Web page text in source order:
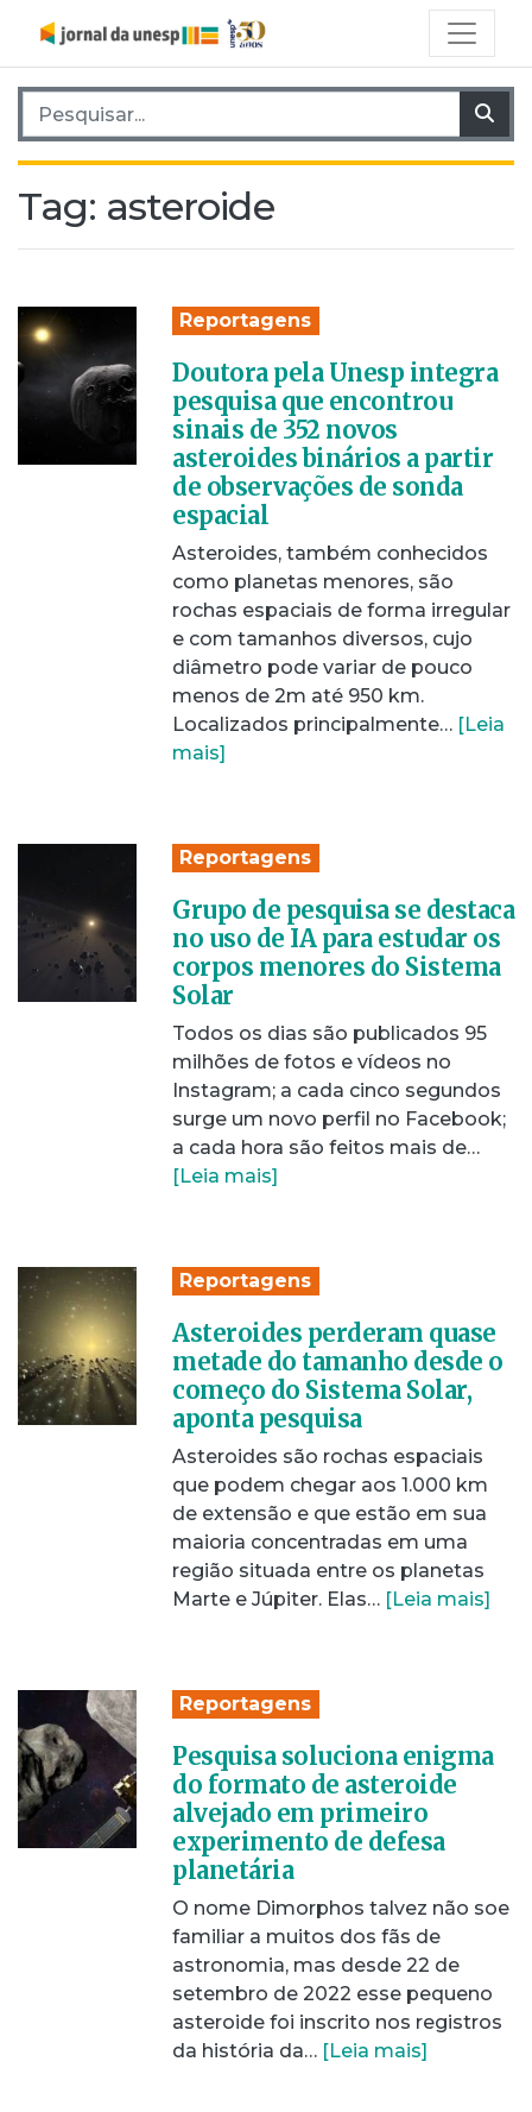
Pesquisar por:
Tag: asteroide
Reportagens
Doutora pela Unesp integra
pesquisa que encontrou
sinais de 352 novos
asteroides binários a partir
de observações de sonda
espacial
Asteroides, também conhecidos
como planetas menores, são
rochas espaciais de forma irregular
e com tamanhos diversos, cujo
diâmetro pode variar de pouco
menos de 2m até 950 km.
Localizados principalmente… [Leia
mais]
Reportagens
Grupo de pesquisa se destaca
no uso de IA para estudar os
corpos menores do Sistema
Solar
Todos os dias são publicados 95
milhões de fotos e vídeos no
Instagram; a cada cinco segundos
surge um novo perfil no Facebook;
a cada hora são feitos mais de…
[Leia mais]
Reportagens
Asteroides perderam quase
metade do tamanho desde o
começo do Sistema Solar,
aponta pesquisa
Asteroides são rochas espaciais
que podem chegar aos 1.000 km
de extensão e que estão em sua
maioria concentradas em uma
região situada entre os planetas
Marte e Júpiter. Elas… [Leia mais]
Reportagens
Pesquisa soluciona enigma
do formato de asteroide
alvejado em primeiro
experimento de defesa
planetária
O nome Dimorphos talvez não soe
familiar a muitos dos fãs de
astronomia, mas desde 22 de
setembro de 2022 esse pequeno
asteroide foi inscrito nos registros
da história da… [Leia mais]